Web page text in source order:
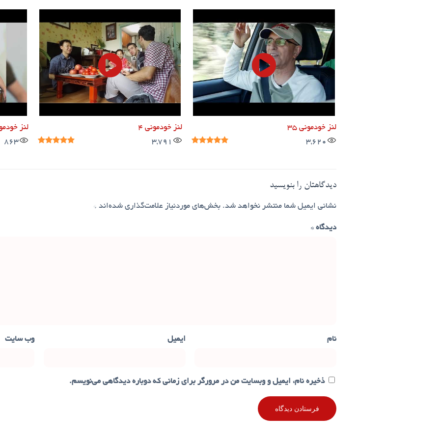
لنز خودمونی ۳۵
3,620
لنز خودمونی ۴
3,791
لنز
863
دیدگاهتان را بنویسید
نشانی ایمیل شما منتشر نخواهد شد. بخش‌های موردنیاز علامت‌گذاری شده‌اند *
دیدگاه *
نام ایمیل وب‌ سایت
ذخیره نام، ایمیل و وبسایت من در مرورگر برای زمانی که دوباره دیدگاهی می‌نویسم.